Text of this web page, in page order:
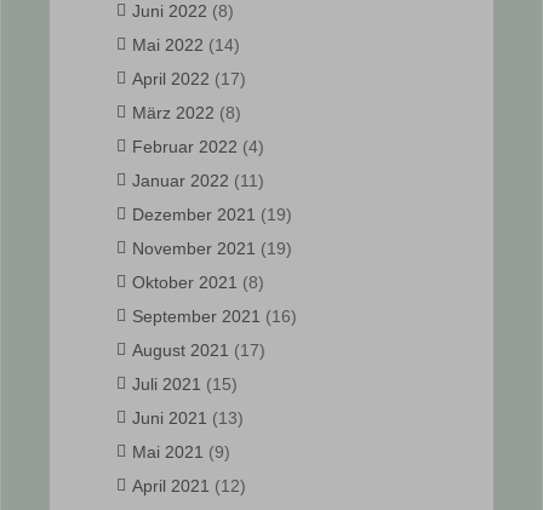
Juni 2022 (8)
Mai 2022 (14)
April 2022 (17)
März 2022 (8)
Februar 2022 (4)
Januar 2022 (11)
Dezember 2021 (19)
November 2021 (19)
Oktober 2021 (8)
September 2021 (16)
August 2021 (17)
Juli 2021 (15)
Juni 2021 (13)
Mai 2021 (9)
April 2021 (12)